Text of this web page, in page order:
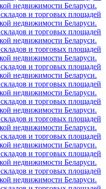
недвижимости Беларуси.
и торговых площадей
недвижимости Беларуси.
и торговых площадей
недвижимости Беларуси.
и торговых площадей
недвижимости Беларуси.
и торговых площадей
недвижимости Беларуси.
и торговых площадей
недвижимости Беларуси.
и торговых площадей
недвижимости Беларуси.
и торговых площадей
недвижимости Беларуси.
и торговых площадей
недвижимости Беларуси.
и торговых площадей
недвижимости Беларуси.
и торговых площадей
недвижимости Беларуси.